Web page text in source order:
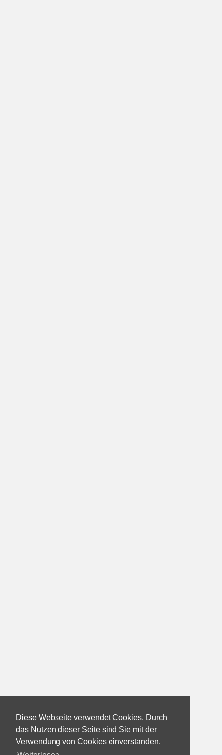
Diese Webseite verwendet Cookies. Durch
das Nutzen dieser Seite sind Sie mit der
Verwendung von Cookies einverstanden.